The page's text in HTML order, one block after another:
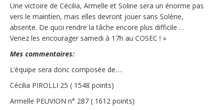
Une victoire de Cécilia, Armelle et Soline sera un énorme pas
vers le maintien, mais elles devront jouer sans Solène,
absente. De quoi rendre la tâche encore plus difficile …
Venez les encourager samedi à 17h au COSEC ! »
Mes commentaires:
L’équipe sera donc composée de….
Cécilia PIROLLI 25 ( 1548 points)
Armelle PEUVION n° 287 ( 1612 points)